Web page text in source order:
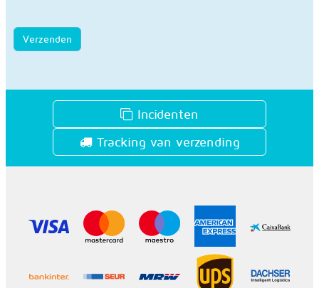
Verzenden
Incidenten
Tracking van verzending